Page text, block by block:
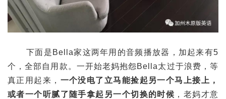
下面是Bella家这两年用的音频播放器，加起来有5
个，全部自用款。一开始老妈抱怨Bella太过于浪费，等
真正用起来， 一个没电了立马能捡起另一个马上接上，
或者一个听腻了随手拿起另一个切换的时候 ，老妈才意